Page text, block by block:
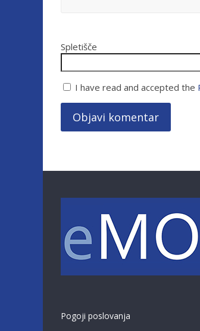
Spletišče
I have read and accepted the
Pogoji poslovanja